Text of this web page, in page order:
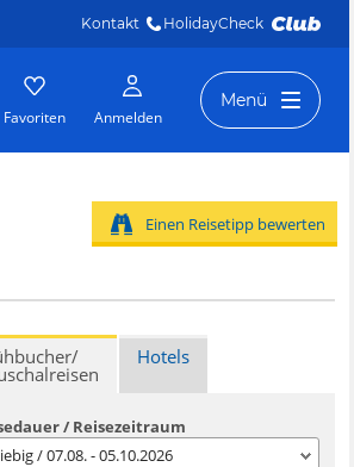
Kontakt HolidayCheck
Favoriten Anmelden
Menü
Einen Reisetipp bewerten
Hotels
/ Reisezeitraum
/ 07.08. - 05.10.2026